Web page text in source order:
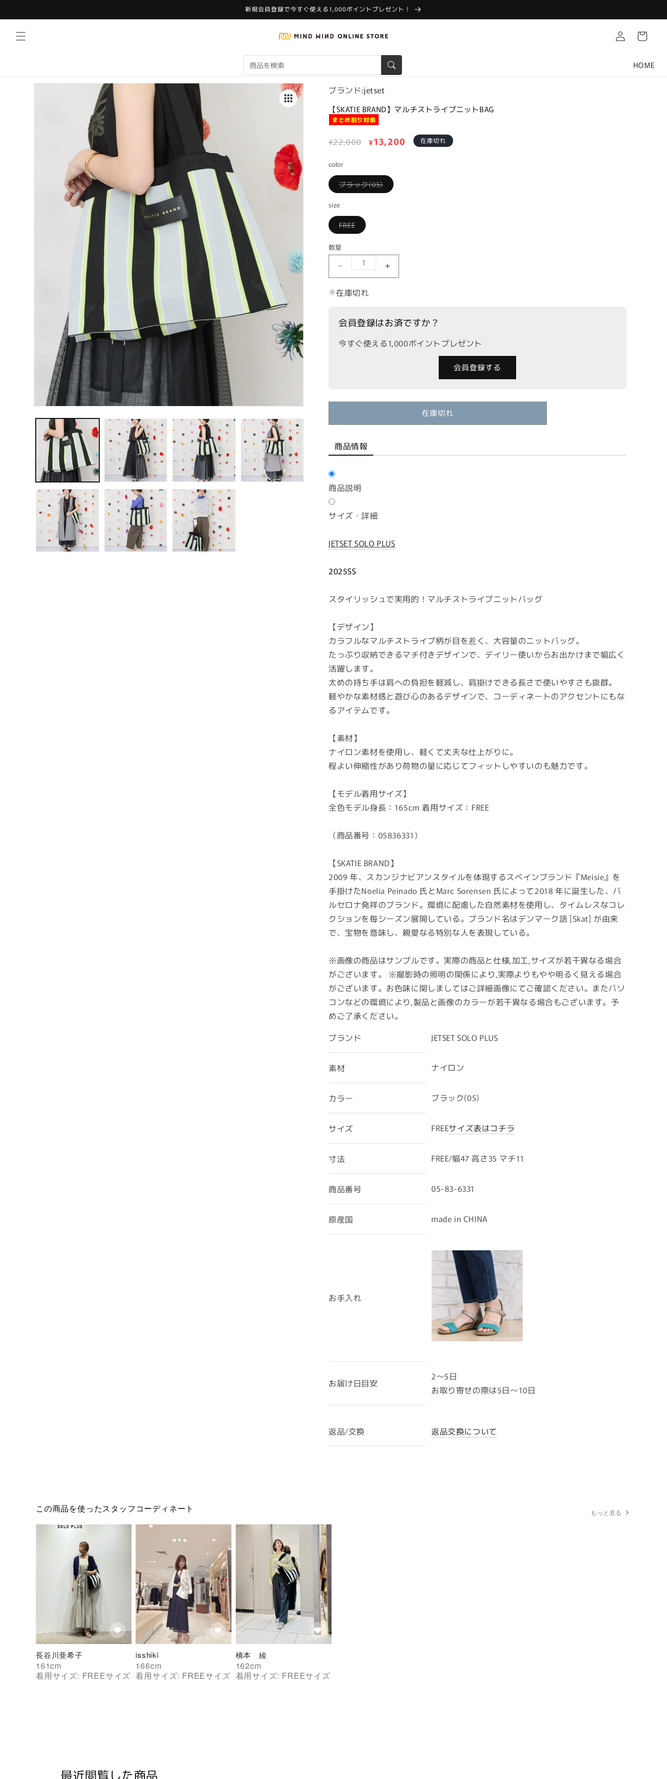
進む
新規会員登録で今すぐ使える1,000ポイントプレゼント！
missing:
ー
HOME
商品情
ブランド:jetset
【SKATIE BRAND】マルチストライプニットBAG
まとめ割り対象
通
価
格
¥22,000
セ
価
格
¥13,200 在庫切れ
color
ブラック(05)バ
リ
切
か
売
size
FREEバ
リ
は
在
切
売
で
ま
せ
数量
【SKATIE BRAND】マルチストライプニットBAGの数量を減らす
【SKATIE BRAND】マルチストライプニットBAGの数量を増やす
在庫切れ
会員登録はお済ですか？
今すぐ使える1,000ポイントプレゼント
会員登録する
在庫切れ
商品情報
商品説明
サイズ・詳細
JETSET SOLO PLUS
2025SS
スタイリッシュで実用的！マルチストライプニットバッグ
【デザイン】
カラフルなマルチストライプ柄が目を惹く、大容量のニットバッグ。
たっぷり収納できるマチ付きデザインで、デイリー使いからお出かけまで幅広く
活躍します。
太めの持ち手は肩への負担を軽減し、肩掛けできる長さで使いやすさも抜群。
軽やかな素材感と遊び心のあるデザインで、コーディネートのアクセントにもな
るアイテムです。
【素材】
ナイロン素材を使用し、軽くて丈夫な仕上がりに。
程よい伸縮性があり荷物の量に応じてフィットしやすいのも魅力です。
【モデル着用サイズ】
全色モデル身長：165cm 着用サイズ：FREE
（商品番号：05836331）
【SKATIE BRAND】
2009 年、スカンジナビアンスタイルを体現するスペインブランド『Meisie』を
手掛けたNoelia Peinado 氏とMarc Sorensen 氏によって2018 年に誕生した、バ
ルセロナ発祥のブランド。環境に配慮した自然素材を使用し、タイムレスなコレ
クションを毎シーズン展開している。ブランド名はデンマーク語 [Skat] が由来
で、宝物を意味し、親愛なる特別な人を表現している。
※画像の商品はサンプルです。実際の商品と仕様,加工,サイズが若干異なる場合
がございます。 ※撮影時の照明の関係により,実際よりもやや明るく見える場合
がございます。お色味に関しましてはご詳細画像にてご確認ください。またパソ
コンなどの環境により,製品と画像のカラーが若干異なる場合もございます。予
めご了承ください。
ブランド
JETSET SOLO PLUS
素材 ナイロン
カラー ブラック(05)
サイズ FREEサイズ表はコチラ
寸法 FREE/幅47 高さ35 マチ11
商品番号 05-83-6331
原産国 made in CHINA
お手入れ
お届け日目安
2〜5日
お取り寄せの際は5日～10日
返品/交換 返品交換について
この商品を使ったスタッフコーディネート もっと見る
長谷川亜希子
161cm
着用サイズ: FREEサイズ
isshiki
166cm
着用サイズ: FREEサイズ
橋本　綾
162cm
着用サイズ: FREEサイズ
最近閲覧した商品